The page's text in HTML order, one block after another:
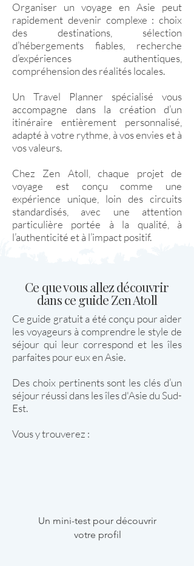
Organiser un voyage en Asie peut
rapidement devenir complexe : choix
des destinations, sélection
d’hébergements fiables, recherche
d’expériences authentiques,
compréhension des réalités locales.
Un Travel Planner spécialisé vous
accompagne dans la création d’un
itinéraire entièrement personnalisé,
adapté à votre rythme, à vos envies et à
vos valeurs.
Chez Zen Atoll, chaque projet de
voyage est conçu comme une
expérience unique, loin des circuits
standardisés, avec une attention
particulière portée à la qualité, à
l’authenticité et à l’impact positif.
Ce que vous allez découvrir
dans ce guide Zen Atoll
Ce guide gratuit a été conçu pour aider
les voyageurs à comprendre le style de
séjour qui leur correspond et les îles
parfaites pour eux en Asie.
Des choix pertinents sont les clés d’un
séjour réussi dans les îles d'Asie du Sud-
Est.
Vous y trouverez :
Un mini-test pour découvrir
votre profil